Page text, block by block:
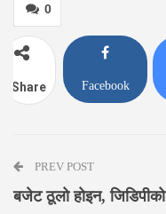
0
Share Facebook
PREV POST
बजेट ठूलो होइन, जिडिपीको